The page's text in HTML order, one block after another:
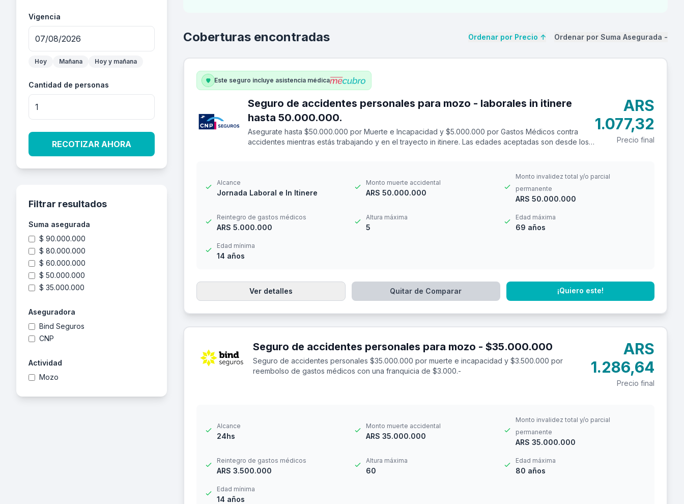
Vigencia
Hoy Mañana Hoy y mañana
Cantidad de personas
RECOTIZAR AHORA
Filtrar resultados
Suma asegurada
$ 90.000.000
$ 80.000.000
$ 60.000.000
$ 50.000.000
$ 35.000.000
Aseguradora
Bind Seguros
CNP
Actividad
Mozo
Coberturas encontradas Ordenar por Precio ↑ Ordenar por Suma Asegurada -
Este seguro incluye asistencia médica
Seguro de accidentes personales para mozo - laborales in itinere
hasta 50.000.000.
Asegurate hasta $50.000.000 por Muerte e Incapacidad y $5.000.000 por Gastos Médicos contra
accidentes mientras estás trabajando y en el trayecto in itinere. Las edades aceptadas son desde los
ARS
1.077,32
Precio final
Alcance
Jornada Laboral e In Itinere
Monto muerte accidental
ARS 50.000.000
Monto invalidez total y/o parcial
permanente
ARS 50.000.000
Reintegro de gastos médicos
ARS 5.000.000
Altura máxima
5
Edad máxima
69 años
Edad mínima
14 años
Ver detalles Quitar de Comparar ¡Quiero este!
Seguro de accidentes personales para mozo - $35.000.000
Seguro de accidentes personales $35.000.000 por muerte e incapacidad y $3.500.000 por
reembolso de gastos médicos con una franquicia de $3.000.-
ARS
1.286,64
Precio final
Alcance
24hs
Monto muerte accidental
ARS 35.000.000
Monto invalidez total y/o parcial
permanente
ARS 35.000.000
Reintegro de gastos médicos
ARS 3.500.000
Altura máxima
60
Edad máxima
80 años
Edad mínima
14 años